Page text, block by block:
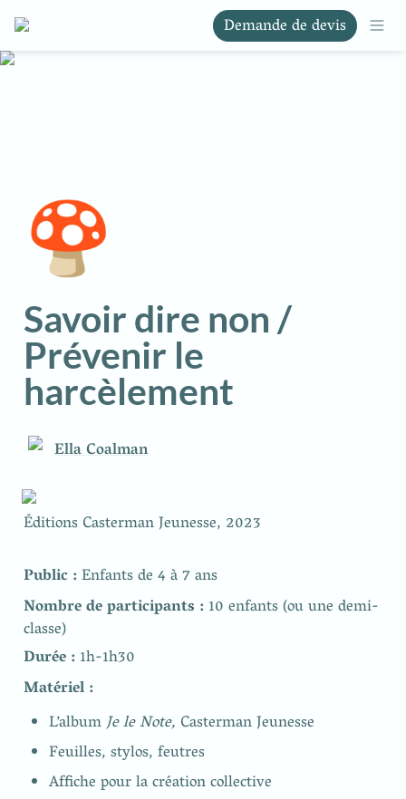
Demande de devis
🍄
Savoir dire non /
Prévenir le
harcèlement
Ella Coalman
Éditions Casterman Jeunesse, 2023
Public : Enfants de 4 à 7 ans
Nombre de participants : 10 enfants (ou une demi-
classe)
Durée : 1h-1h30
Matériel :
L’album Je le Note, Casterman Jeunesse
Feuilles, stylos, feutres
Affiche pour la création collective